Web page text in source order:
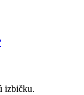
izbičku.